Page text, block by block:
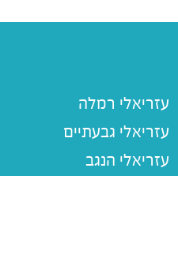
עזריאלי רמלה
עזריאלי גבעתיים
עזריאלי הנגב